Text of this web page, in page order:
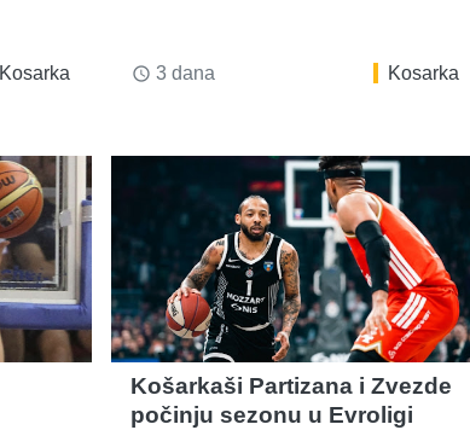
Kosarka access_time 3 dana Kosarka
Košarkaši Partizana i Zvezde
počinju sezonu u Evroligi